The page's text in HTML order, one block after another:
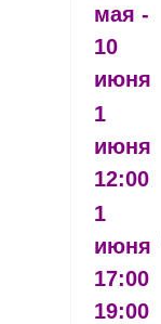
мая -
10
июня
1
июня
12:00
1
июня
17:00
19:00